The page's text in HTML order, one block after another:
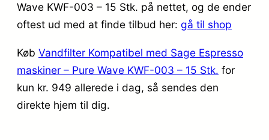
Wave KWF-003 – 15 Stk. på nettet, og de ender
oftest ud med at finde tilbud her: gå til shop
Køb Vandfilter Kompatibel med Sage Espresso
maskiner – Pure Wave KWF-003 – 15 Stk. for
kun kr. 949 allerede i dag, så sendes den
direkte hjem til dig.